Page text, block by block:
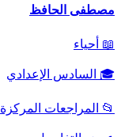
مصطفى الحافظ
📖 أحياء
🎓 السادس الإعدادي
📂 المراجعات المركزة